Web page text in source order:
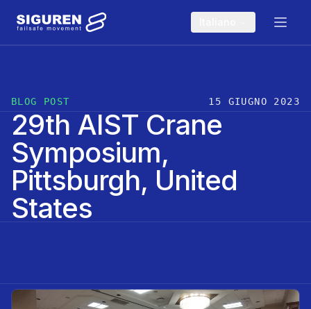
BLOG POST 15 GIUGNO 2023
29th AIST Crane
Symposium,
Pittsburgh, United
States